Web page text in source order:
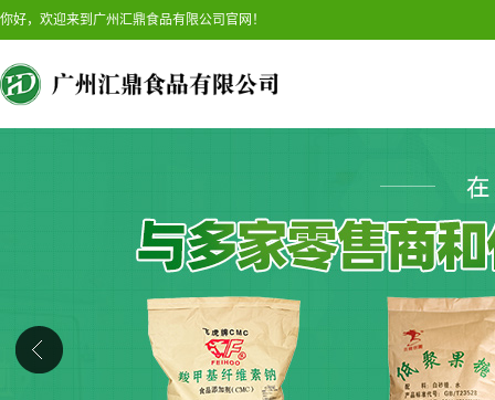
你好，欢迎来到广州汇鼎食品有限公司官网！